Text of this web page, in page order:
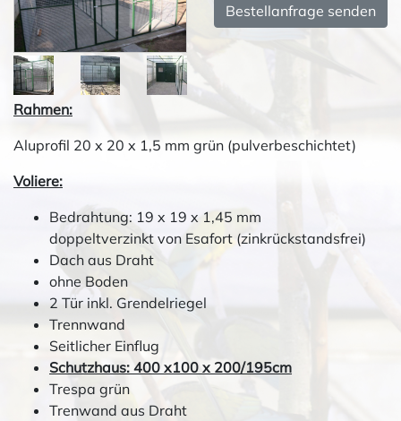
Bestellanfrage senden
Rahmen:
Aluprofil 20 x 20 x 1,5 mm grün (pulverbeschichtet)
Voliere:
Bedrahtung: 19 x 19 x 1,45 mm
doppeltverzinkt von Esafort (zinkrückstandsfrei)
Dach aus Draht
ohne Boden
2 Tür inkl. Grendelriegel
Trennwand
Seitlicher Einflug
Schutzhaus: 400 x100 x 200/195cm
Trespa grün
Trenwand aus Draht